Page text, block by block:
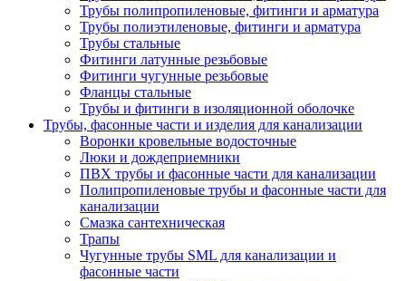
Трубы полипропиленовые, фитинги и арматура
Трубы полиэтиленовые, фитинги и арматура
Трубы стальные
Фитинги латунные резьбовые
Фитинги чугунные резьбовые
Фланцы стальные
Трубы и фитинги в изоляционной оболочке
Трубы, фасонные части и изделия для канализации
Воронки кровельные водосточные
Люки и дождеприемники
ПВХ трубы и фасонные части для канализации
Полипропиленовые трубы и фасонные части для
канализации
Смазка сантехническая
Трапы
Чугунные трубы SML для канализации и
фасонные части